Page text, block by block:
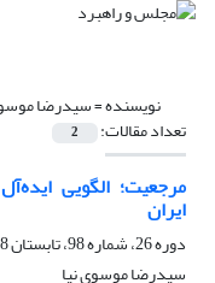
نویسنده =سیدرضا
تعداد مقالات: 2
مرجعیت؛ الگویی
ایران
دوره 26، شماره 98، تابستان 1398، صفحه
سیدرضا موسوی نیا